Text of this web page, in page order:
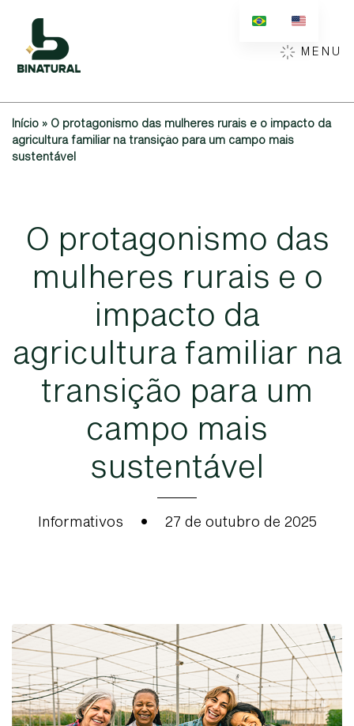
MENU
Início » O protagonismo das mulheres rurais e o impacto da
agricultura familiar na transição para um campo mais
sustentável
O protagonismo das
mulheres rurais e o
impacto da
agricultura familiar na
transição para um
campo mais
sustentável
Informativos • 27 de outubro de 2025